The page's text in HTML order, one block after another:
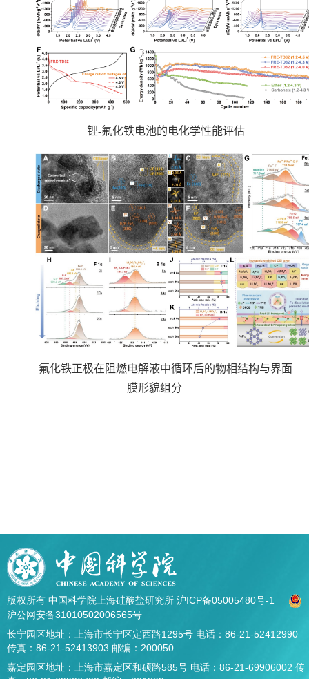
锂-氟化铁电池的电化学性能评估
氟化铁正极在阻燃电解液中循环后的物相结构与界面
膜形貌组分
版权所有 中国科学院上海硅酸盐研究所 沪ICP备05005480号-1
沪公网安备31010502006565号
长宁园区地址：上海市长宁区定西路1295号 电话：86-21-52412990
传真：86-21-52413903 邮编：200050
嘉定园区地址：上海市嘉定区和硕路585号 电话：86-21-69906002 传
真：86-21-69906700 邮编：201899